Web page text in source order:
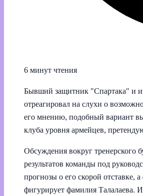
6 минут чтения
Бывший защитник "Спартака" и
отреагировал на слухи о
его мнению, подобный вариант
клуба уровня армейцев,
Обсуждения вокруг
результатов команды под
прогнозы о его скорой отставке,
фигурирует фамилия Талалаева.